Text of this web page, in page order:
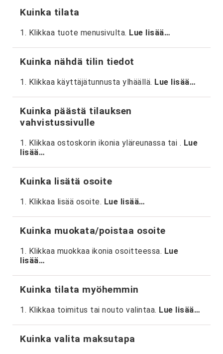
Kuinka tilata
1. Klikkaa tuote menusivulta. Lue lisää…
Kuinka nähdä tilin tiedot
1. Klikkaa käyttäjätunnusta ylhäällä. Lue lisää…
Kuinka päästä tilauksen
vahvistussivulle
1. Klikkaa ostoskorin ikonia yläreunassa tai . Lue
lisää…
Kuinka lisätä osoite
1. Klikkaa lisää osoite. Lue lisää…
Kuinka muokata/poistaa osoite
1. Klikkaa muokkaa ikonia osoitteessa. Lue
lisää…
Kuinka tilata myöhemmin
1. Klikkaa toimitus tai nouto valintaa. Lue lisää…
Kuinka valita maksutapa